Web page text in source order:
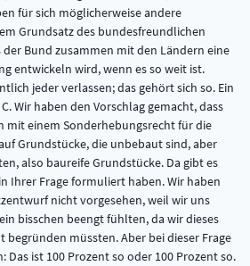
für sich möglicherweise andere
Grundsatz des bundesfreundlichen
Bund zusammen mit den Ländern eine
entwickeln wird, wenn es so weit ist.
jeder verlassen; das gehört sich so. Ein
Wir haben den Vorschlag gemacht, dass
mit einem Sonderhebungsrecht für die
Grundstücke, die unbebaut sind, aber
also baureife Grundstücke. Da gibt es
Ihrer Frage formuliert haben. Wir haben
nicht vorgesehen, weil wir uns
bisschen beengt fühlten, da wir dieses
begründen müssten. Aber bei dieser Frage
Das ist 100 Prozent so oder 100 Prozent so.